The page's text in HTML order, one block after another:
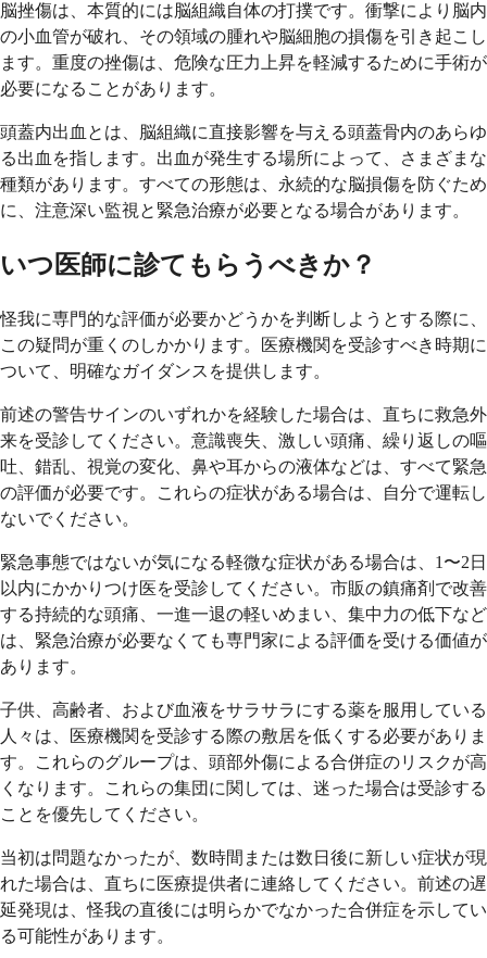
脳挫傷は、本質的には脳組織自体の打撲です。衝撃により脳内
の小血管が破れ、その領域の腫れや脳細胞の損傷を引き起こし
ます。重度の挫傷は、危険な圧力上昇を軽減するために手術が
必要になることがあります。
頭蓋内出血とは、脳組織に直接影響を与える頭蓋骨内のあらゆ
る出血を指します。出血が発生する場所によって、さまざまな
種類があります。すべての形態は、永続的な脳損傷を防ぐため
に、注意深い監視と緊急治療が必要となる場合があります。
いつ医師に診てもらうべきか？
怪我に専門的な評価が必要かどうかを判断しようとする際に、
この疑問が重くのしかかります。医療機関を受診すべき時期に
ついて、明確なガイダンスを提供します。
前述の警告サインのいずれかを経験した場合は、直ちに救急外
来を受診してください。意識喪失、激しい頭痛、繰り返しの嘔
吐、錯乱、視覚の変化、鼻や耳からの液体などは、すべて緊急
の評価が必要です。これらの症状がある場合は、自分で運転し
ないでください。
緊急事態ではないが気になる軽微な症状がある場合は、1〜2日
以内にかかりつけ医を受診してください。市販の鎮痛剤で改善
する持続的な頭痛、一進一退の軽いめまい、集中力の低下など
は、緊急治療が必要なくても専門家による評価を受ける価値が
あります。
子供、高齢者、および血液をサラサラにする薬を服用している
人々は、医療機関を受診する際の敷居を低くする必要がありま
す。これらのグループは、頭部外傷による合併症のリスクが高
くなります。これらの集団に関しては、迷った場合は受診する
ことを優先してください。
当初は問題なかったが、数時間または数日後に新しい症状が現
れた場合は、直ちに医療提供者に連絡してください。前述の遅
延発現は、怪我の直後には明らかでなかった合併症を示してい
る可能性があります。